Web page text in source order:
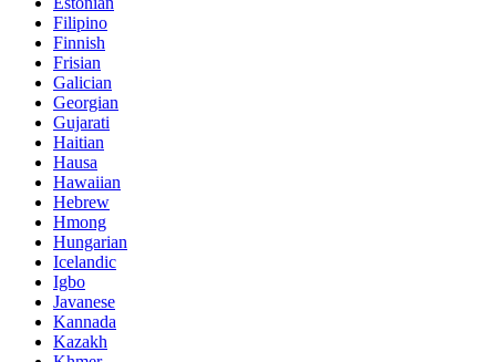
Filipino
Finnish
Frisian
Galician
Georgian
Gujarati
Haitian
Hausa
Hawaiian
Hebrew
Hmong
Hungarian
Icelandic
Igbo
Javanese
Kannada
Kazakh